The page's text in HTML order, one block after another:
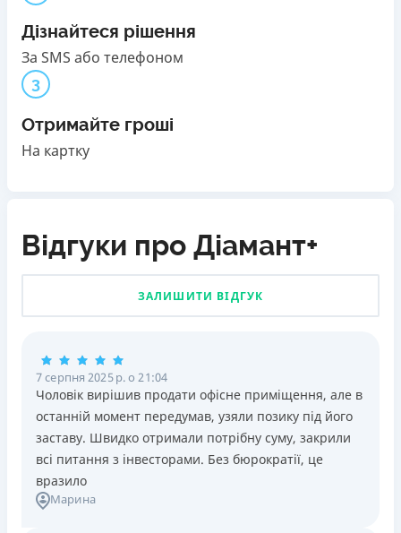
Дізнайтеся рішення
За SMS або телефоном
3
Отримайте гроші
На картку
Відгуки про Діамант+
ЗАЛИШИТИ ВІДГУК
7 серпня 2025 р. о 21:04
Чоловік вирішив продати офісне приміщення, але в
останній момент передумав, узяли позику під його
заставу. Швидко отримали потрібну суму, закрили
всі питання з інвесторами. Без бюрократії, це
вразило
Марина